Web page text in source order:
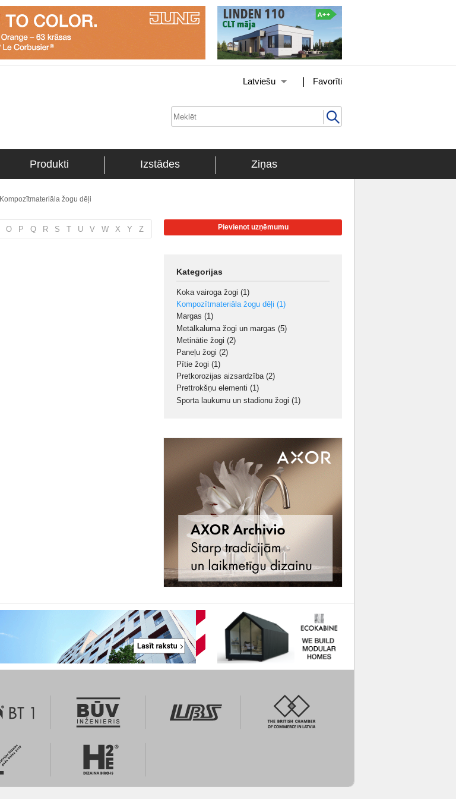
Favorīti
|
Latviešu
Produkti Izstādes Ziņas
Kompozītmateriāla žogu dēļi
O P Q R S T U V W X Y Z Pievienot uzņēmumu
Kategorijas
Koka vairoga žogi (1)
Kompozītmateriāla žogu dēļi (1)
Margas (1)
Metālkaluma žogi un margas (5)
Metinātie žogi (2)
Paneļu žogi (2)
Pītie žogi (1)
Pretkorozijas aizsardzība (2)
Prettrokšņu elementi (1)
Sporta laukumu un stadionu žogi (1)